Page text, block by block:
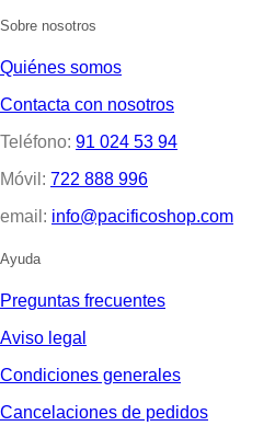
Sobre nosotros
Quiénes somos
Contacta con nosotros
Teléfono: 91 024 53 94
Móvil: 722 888 996
email: info@pacificoshop.com
Ayuda
Preguntas frecuentes
Aviso legal
Condiciones generales
Cancelaciones de pedidos